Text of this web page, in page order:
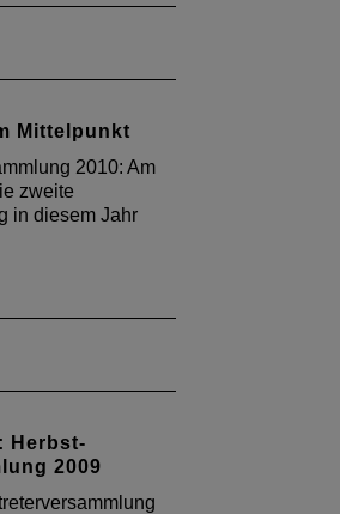
Mittelpunkt
2010: Am
zweite
in diesem Jahr
Herbst-
2009